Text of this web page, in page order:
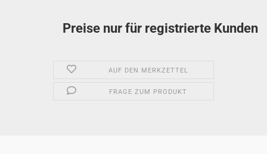
Preise nur für registrierte Kunden
AUF DEN MERKZETTEL
FRAGE ZUM PRODUKT